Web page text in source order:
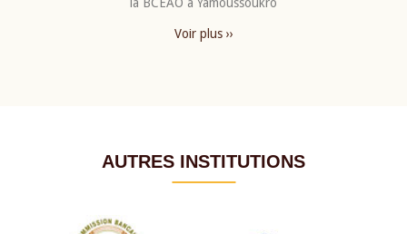
Voir plus ››
AUTRES INSTITUTIONS